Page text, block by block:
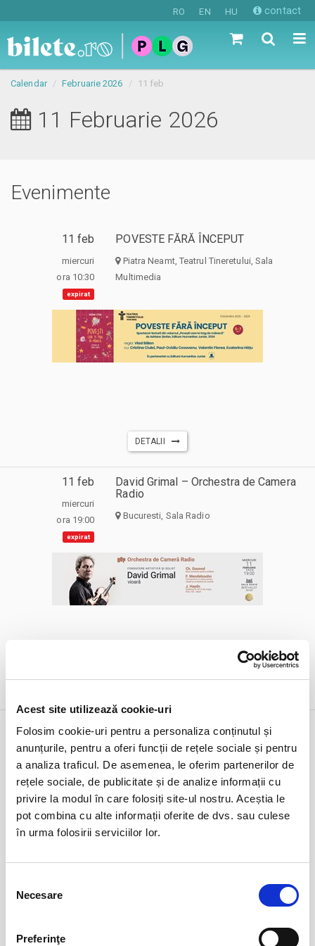
Acest site utilizează cookie-uri
Folosim cookie-uri pentru a personaliza conținutul și
anunțurile, pentru a oferi funcții de rețele sociale și pentru
a analiza traficul. De asemenea, le oferim partenerilor de
rețele sociale, de publicitate și de analize informații cu
privire la modul în care folosiți site-ul nostru. Aceștia le
pot combina cu alte informații oferite de dvs. sau culese
în urma folosirii serviciilor lor.
consimțământului
Necesare
Preferinţe
RO EN HU contact
Calendar Februarie 2026 11 feb
11 Februarie 2026
Evenimente
11 feb
miercuri
ora 10:30
expirat
POVESTE FĂRĂ ÎNCEPUT
Piatra Neamt, Teatrul Tineretului, Sala
Multimedia
DETALII
11 feb
miercuri
ora 19:00
expirat
David Grimal – Orchestra de Camera
Radio
Bucuresti, Sala Radio
11 feb
miercuri
ora 20:00
expirat
Cupa Romaniei - Grupe - FC
Universitatea Cluj vs Otelul Galati
Cluj-Napoca, Cluj Arena